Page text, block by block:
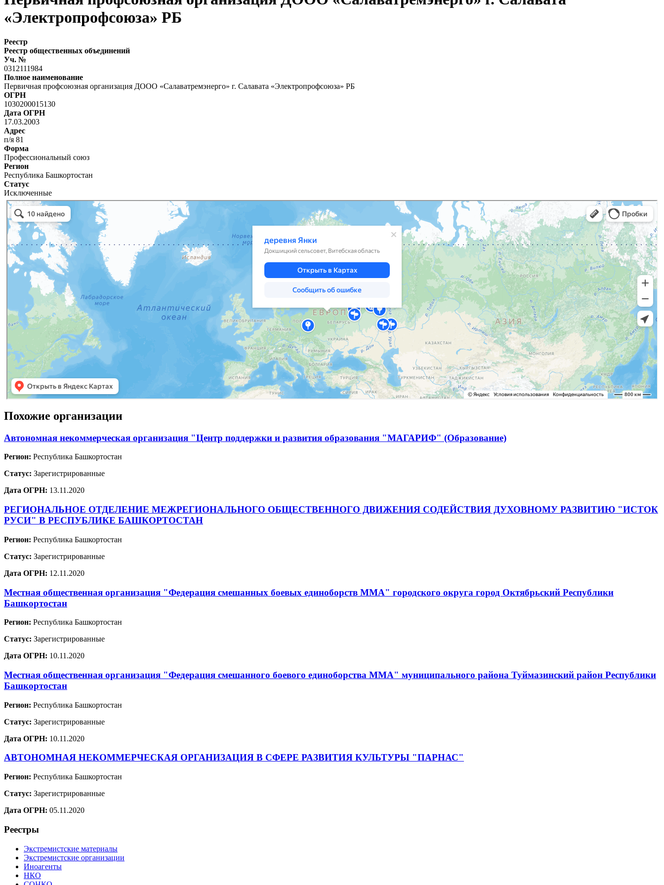
«Электропрофсоюза» РБ
Реестр
Реестр общественных объединений
Уч. №
0312111984
Полное наименование
Первичная профсоюзная организация ДООО «Салаватремэнерго» г. Салавата «Электропрофсоюза» РБ
ОГРН
1030200015130
Дата ОГРН
17.03.2003
Адрес
п/я 81
Форма
Профессиональный союз
Регион
Республика Башкортостан
Статус
Исключенные
Похожие организации
Автономная некоммерческая организация "Центр поддержки и развития образования "МАГАРИФ" (Образование)
Регион: Республика Башкортостан
Статус: Зарегистрированные
Дата ОГРН: 13.11.2020
РЕГИОНАЛЬНОЕ ОТДЕЛЕНИЕ МЕЖРЕГИОНАЛЬНОГО ОБЩЕСТВЕННОГО ДВИЖЕНИЯ СОДЕЙСТВИЯ ДУХОВНОМУ РАЗВИТИЮ "ИСТОК
РУСИ" В РЕСПУБЛИКЕ БАШКОРТОСТАН
Регион: Республика Башкортостан
Статус: Зарегистрированные
Дата ОГРН: 12.11.2020
Местная общественная организация "Федерация смешанных боевых единоборств ММА" городского округа город Октябрьский Республики
Башкортостан
Регион: Республика Башкортостан
Статус: Зарегистрированные
Дата ОГРН: 10.11.2020
Местная общественная организация "Федерация смешанного боевого единоборства ММА" муниципального района Туймазинский район Республики
Башкортостан
Регион: Республика Башкортостан
Статус: Зарегистрированные
Дата ОГРН: 10.11.2020
АВТОНОМНАЯ НЕКОММЕРЧЕСКАЯ ОРГАНИЗАЦИЯ В СФЕРЕ РАЗВИТИЯ КУЛЬТУРЫ "ПАРНАС"
Регион: Республика Башкортостан
Статус: Зарегистрированные
Дата ОГРН: 05.11.2020
Реестры
Экстремистские материалы
Экстремистские организации
Иноагенты
НКО